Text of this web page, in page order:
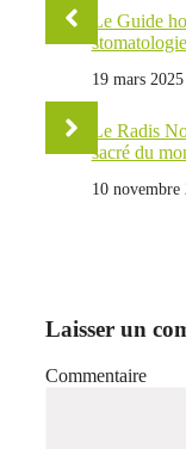
Le Guide
19 mars 2025
Le Radis
sacré du
10 novembre
Laisser un
Commentaire